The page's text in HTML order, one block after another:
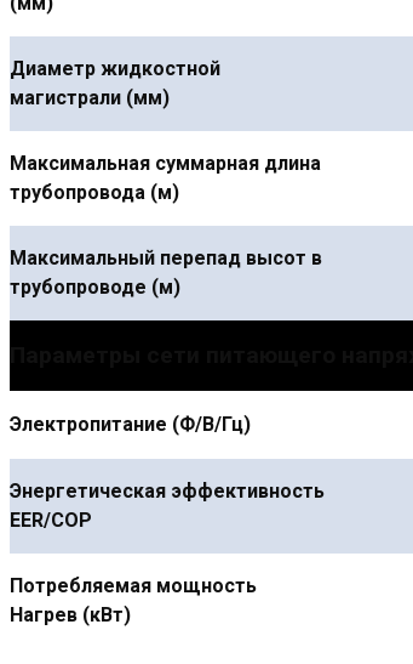
Диаметр жидкостной
магистрали (мм)
Максимальная суммарная длина
трубопровода (м)
Максимальный перепад высот в
трубопроводе (м)
Электропитание (Ф/В/Гц)
Энергетическая эффективность
EER/COP
Потребляемая мощность
Нагрев (кВт)